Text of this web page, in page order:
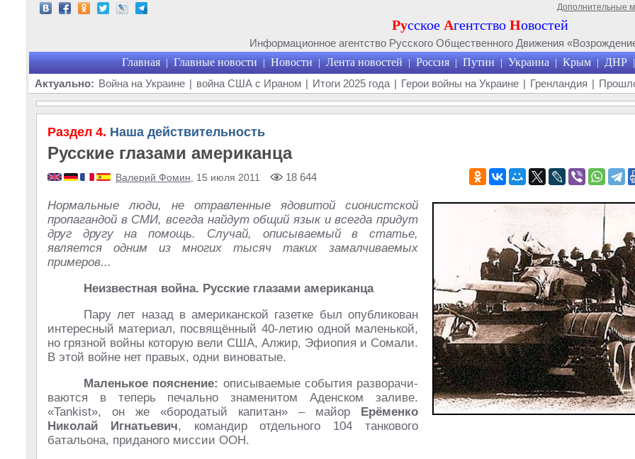
Дополнительные
Русское Агентство Новостей
Информационное агентство Русского Общественного Движения
Главная | Главные новости | Новости | Лента новостей | Россия | Путин | Украина | Крым | ДНР |
Актуально: Война на Украине | война США с Ираном | Итоги 2025 года | Герои войны на Украине | Гренландия |
Раздел 4. Наша действительность
Русские глазами американца
Валерий Фомин , 15 июля 2011 18 644
Нормальные люди, не отравленные ядовитой сионистской
пропагандой в СМИ, всегда найдут общий язык и всегда придут
друг другу на помощь. Случай, описываемый в статье,
является одним из многих тысяч таких замалчиваемых
примеров...
Неизвестная война. Русские глазами американца
Пару лет назад в американской газетке был опубликован
интересный материал, посвящённый 40-летию одной маленькой,
но грязной войны которую вели США, Алжир, Эфиопия и Сомали.
В этой войне нет правых, одни виноватые.
Маленькое пояснение: описываемые события разворачи­
ваются в теперь печально знаменитом Аденском заливе.
«Tankist», он же «бородатый капитан» – майор Ерёменко
Николай Игнатьевич, командир отдельного 104 танкового
батальона, приданого миссии ООН.